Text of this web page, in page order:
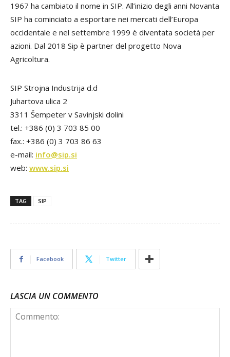
1967 ha cambiato il nome in SIP. All’inizio degli anni Novanta
SIP ha cominciato a esportare nei mercati dell’Europa
occidentale e nel settembre 1999 è diventata società per
azioni. Dal 2018 Sip è partner del progetto Nova
Agricoltura.
SIP Strojna Industrija d.d
Juhartova ulica 2
3311 Šempeter v Savinjski dolini
tel.: +386 (0) 3 703 85 00
fax.: +386 (0) 3 703 86 63
e-mail: info@sip.si
web: www.sip.si
TAG SIP
Facebook Twitter
LASCIA UN COMMENTO